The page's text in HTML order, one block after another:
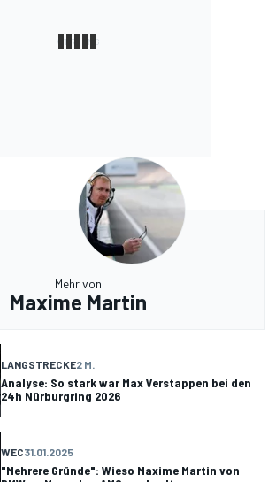
Mehr von
Maxime Martin
LANGSTRECKE2 M.
Analyse: So stark war Max Verstappen bei den
24h Nürburgring 2026
WEC31.01.2025
"Mehrere Gründe": Wieso Maxime Martin von